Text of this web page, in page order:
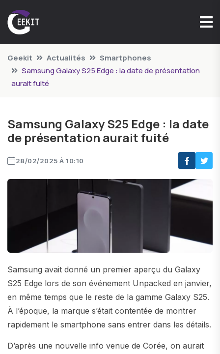
Geekit Actualités
Smartphones
Samsung Galaxy S25 Edge : la date de présentation
aurait fuité
Samsung Galaxy S25 Edge : la date
de présentation aurait fuité
28/02/2025 À 10:10
Samsung avait donné un premier aperçu du Galaxy
S25 Edge lors de son événement Unpacked en janvier,
en même temps que le reste de la gamme Galaxy S25.
À l’époque, la marque s’était contentée de montrer
rapidement le smartphone sans entrer dans les détails.
D’après une nouvelle info venue de Corée, on aurait